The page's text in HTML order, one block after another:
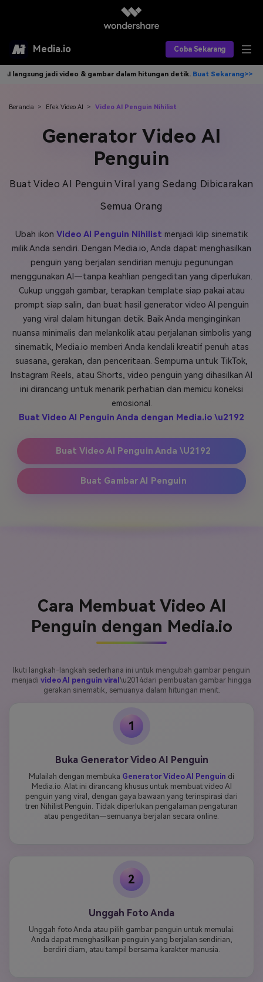
Media.io Coba Sekarang
Alat AI
AI Video
AI Gambar
Model AI yang Didukung
Produk AI
Asisten Video AI
Editor Video AI
Editor Gambar AI
Find More Solutions >>
Efek Foto
FAQs Hubungi Kami
Tips & Tutorial AI
Postingan Terbaru
Jelajahi Lebih Banyak >>
Harga
Masuk
Berkreasi dengan AI
dalam hitungan detik.Buat Sekarang>> Tulis idemu, AI
Beranda > Efek Video AI > Video AI Penguin Nihilist
Generator Video AI
Penguin
Buat Video AI Penguin Viral yang Sedang Dibicarakan
Semua Orang
Ubah ikon Video AI Penguin Nihilist menjadi klip sinematik
milik Anda sendiri. Dengan Media.io, Anda dapat menghasilkan
penguin yang berjalan sendirian menuju pegunungan
menggunakan AI—tanpa keahlian pengeditan yang diperlukan.
Cukup unggah gambar, terapkan template siap pakai atau
prompt siap salin, dan buat hasil generator video AI penguin
yang viral dalam hitungan detik. Baik Anda menginginkan
nuansa minimalis dan melankolik atau perjalanan simbolis yang
sinematik, Media.io memberi Anda kendali kreatif penuh atas
suasana, gerakan, dan penceritaan. Sempurna untuk TikTok,
Instagram Reels, atau Shorts, video penguin yang dihasilkan AI
ini dirancang untuk menarik perhatian dan memicu koneksi
emosional.
Buat Video AI Penguin Anda dengan Media.io \u2192
Buat Video AI Penguin Anda \u2192
Buat Gambar AI Penguin
Cara Membuat Video AI
Penguin dengan Media.io
Ikuti langkah-langkah sederhana ini untuk mengubah gambar penguin
menjadi video AI penguin viral \u2014dari pembuatan gambar hingga
gerakan sinematik, semuanya dalam hitungan menit.
1
Buka Generator Video AI Penguin
Mulailah dengan membuka Generator Video AI Penguin di
Media.io. Alat ini dirancang khusus untuk membuat video AI
penguin yang viral, dengan gaya bawaan yang terinspirasi dari
tren Nihilist Penguin. Tidak diperlukan pengalaman pengaturan
atau pengeditan—semuanya berjalan secara online.
2
Unggah Foto Anda
Unggah foto Anda atau pilih gambar penguin untuk memulai.
Anda dapat menghasilkan penguin yang berjalan sendirian,
berdiri diam, atau tampil bersama karakter manusia.